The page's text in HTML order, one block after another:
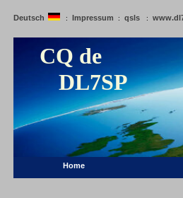
Deutsch : Impressum : qsls :
CQ de
DL7SP
Home